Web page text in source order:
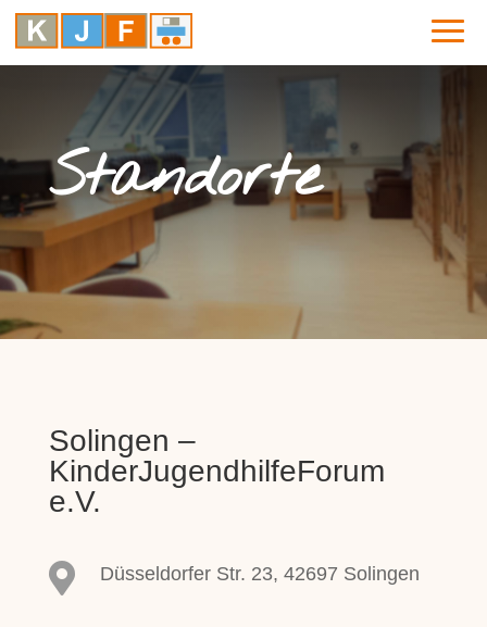
Standorte
Solingen –
KinderJugendhilfeForum
e.V.
 Düsseldorfer Str. 23, 42697 Solingen